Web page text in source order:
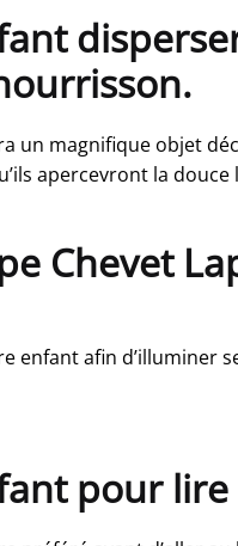
un magnifique objet
apercevront la
Chevet
enfant afin d’illuminer
pour